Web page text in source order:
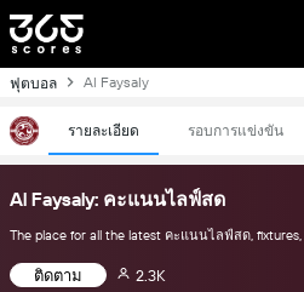
ฟุตบอล Al Faysaly
รายละเอียด รอบการแข่งขัน
Al Faysaly: คะแนนไลฟ์สด
The place for all the latest คะแนนไลฟ์สด, fixtures,
ติดตาม 2.3K